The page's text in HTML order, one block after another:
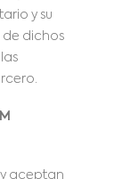
y su
de dichos
y aceptan